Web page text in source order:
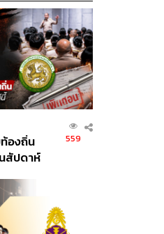
องถิ่น
สัปดาห์
559